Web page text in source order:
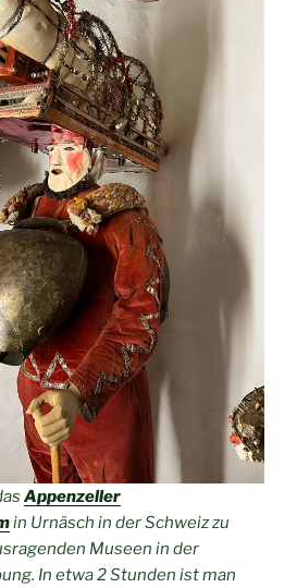
Appenzeller
in Urnäsch in der Schweiz zu
Museen in der
In etwa 2 Stunden ist man